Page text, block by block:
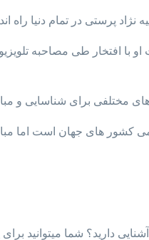
پرستی در تمام دنیا راه
افتخار طی مصاحبه
های مختلفی برای شناسایی و
های جهان است اما
دارید؟ شما میتوانید